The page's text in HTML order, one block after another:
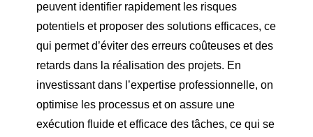
peuvent identifier rapidement les risques
potentiels et proposer des solutions efficaces, ce
qui permet d’éviter des erreurs coûteuses et des
retards dans la réalisation des projets. En
investissant dans l’expertise professionnelle, on
optimise les processus et on assure une
exécution fluide et efficace des tâches, ce qui se